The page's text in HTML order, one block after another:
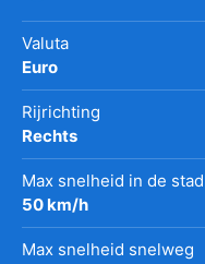
Valuta
Euro
Rijrichting
Rechts
Max snelheid in de stad
50 km/h
Max snelheid snelweg